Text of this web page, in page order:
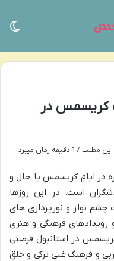
کریسمس در
دقیقه زمان میبرد
در ایام کریسمس با حال و
است. در این روزها
نواز و نورپردازی های
فرهنگی و هنری
در استانبول فرصتی
و فرهنگ غنی ترکی و خلق